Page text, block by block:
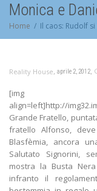
Monica e
Home Il caos: Rudolf
Reality House, aprile 2, 2012,
[img
align=left]http://
Grande Fratello,
fratello Alfonso,
Blasfèmia, ancora
Salutato Signorini,
mostra la Busta
infranto il